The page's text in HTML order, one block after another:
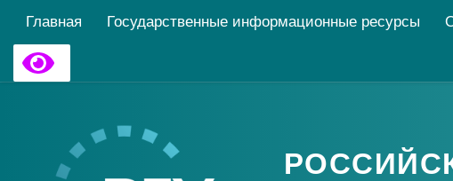
Главная Государственные информационные ресурсы